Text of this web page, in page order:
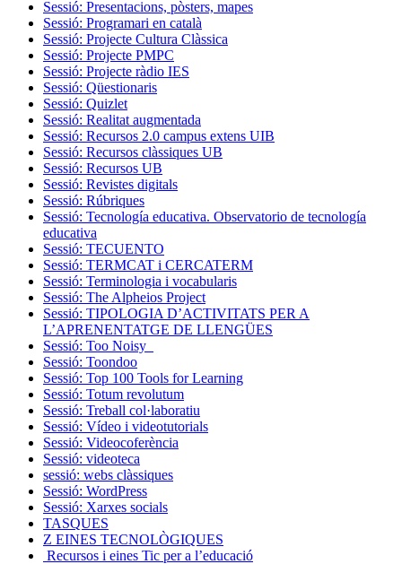
Sessió: Presentacions, pòsters, mapes
Sessió: Programari en català
Sessió: Projecte Cultura Clàssica
Sessió: Projecte PMPC
Sessió: Projecte ràdio IES
Sessió: Qüestionaris
Sessió: Quizlet
Sessió: Realitat augmentada
Sessió: Recursos 2.0 campus extens UIB
Sessió: Recursos clàssiques UB
Sessió: Recursos UB
Sessió: Revistes digitals
Sessió: Rúbriques
Sessió: Tecnología educativa. Observatorio de tecnología
educativa
Sessió: TECUENTO
Sessió: TERMCAT i CERCATERM
Sessió: Terminologia i vocabularis
Sessió: The Alpheios Project
Sessió: TIPOLOGIA D’ACTIVITATS PER A
L’APRENENTATGE DE LLENGÜES
Sessió: Too Noisy
Sessió: Toondoo
Sessió: Top 100 Tools for Learning
Sessió: Totum revolutum
Sessió: Treball col·laboratiu
Sessió: Vídeo i videotutorials
Sessió: Videocoferència
Sessió: videoteca
sessió: webs clàssiques
Sessió: WordPress
Sessió: Xarxes socials
TASQUES
Z EINES TECNOLÒGIQUES
Recursos i eines Tic per a l’educació